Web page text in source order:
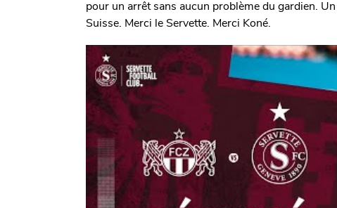
pour un arrêt sans aucun problème du gardien.
Suisse. Merci le Servette. Merci Koné.